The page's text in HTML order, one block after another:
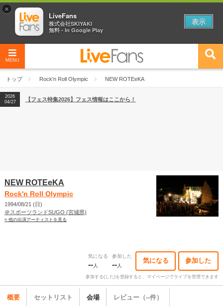
MENU
トップ Rock'n Roll Olympic NEW ROTEeKA
2026
04/27
2026
【ライブ動員ランキング】2026年上半期編発表！
2026
04/27
【フェス特集2026】フェス情報はここから！
NEW ROTEeKA
Rock'n Roll Olympic
1994/08/21 (日)
＠スポーツランドSUGO (宮城県)
» 他の出演アーティストを見る
気になる
--人
参加した
--人
気になる 参加した
参加する(した)を登録すると、マイページでライブを管理できます
概要 セットリスト 会場 レビュー（--件）
×
LiveFans
株式会社SKIYAKI
無料 - In Google Play
表示